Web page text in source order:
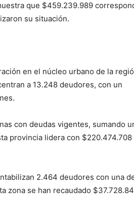
que $459.239.989
su situación.
en el núcleo urbano de la
a 13.248 deudores, con un
con deudas vigentes, sumando
provincia lidera con $220.474.708
2.464 deudores con una
zona se han recaudado